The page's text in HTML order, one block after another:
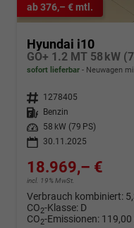
ab 376,– € mtl.
Hyundai i10
sofort lieferbar Neuwagen
Fahrzeugnr. 1278405
Kraftstoff
Benzin
Leistung
58 kW (79 PS)
30.11.2025
18.969,– €
incl. 19% MwSt.
Verbrauch kombiniert:
CO2-Klasse: D
CO2-Emissionen: